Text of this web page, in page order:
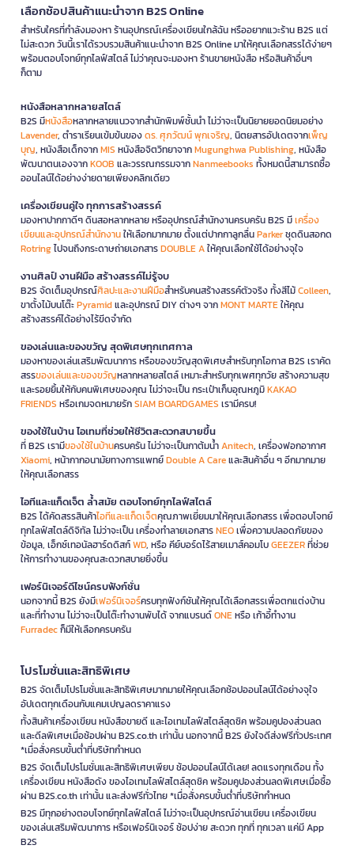
เลือกช้อปสินค้าแนะนำจาก B2S Online
สำหรับใครที่กำลังมองหา ร้านอุปกรณ์เครื่องเขียนใกล้ฉัน หรืออยากแวะร้าน B2S แต่
ไม่สะดวก วันนี้เราได้รวบรวมสินค้าแนะนำจาก B2S Online มาให้คุณเลือกสรรได้ง่ายๆ
พร้อมตอบโจทย์ทุกไลฟ์สไตล์ ไม่ว่าคุณจะมองหา ร้านขายหนังสือ หรือสินค้าอื่นๆ
ก็ตาม
หนังสือหลากหลายสไตล์
B2S มีหนังสือหลากหลายแนวจากสำนักพิมพ์ชั้นนำ ไม่ว่าจะเป็นนิยายยอดนิยมอย่าง
Lavender, ตำราเรียนเข้มข้นของดร. ศุภวัฒน์ พุกเจริญ, นิตยสารอัปเดตจากเพ็ญ
บุญ, หนังสือเด็กจากMIS หนังสือจิตวิทยาจากMugunghwa Publishing, หนังสือ
พัฒนาตนเองจากKOOB และวรรณกรรมจากNanmeebooks ทั้งหมดนี้สามารถซื้อ
ออนไลน์ได้อย่างง่ายดายเพียงคลิกเดียว
เครื่องเขียนคู่ใจ ทุกการสร้างสรรค์
มองหาปากกาดีๆ ดินสอหลากหลาย หรืออุปกรณ์สำนักงานครบครัน B2S มีเครื่อง
เขียนและอุปกรณ์สำนักงานให้เลือกมากมาย ตั้งแต่ปากกาลูกลื่นParkerชุดดินสอกด
Rotringไปจนถึงกระดาษถ่ายเอกสารDOUBLE Aให้คุณเลือกใช้ได้อย่างจุใจ
งานศิลป์ งานฝีมือ สร้างสรรค์ไม่รู้จบ
B2S จัดเต็มอุปกรณ์ศิลปะและงานฝีมือสำหรับคนสร้างสรรค์ตัวจริง ทั้งสีไม้Colleen,
ขาตั้งไม้บนโต๊ะPyramidและอุปกรณ์ DIY ต่างๆ จากMONT MARTEให้คุณ
สร้างสรรค์ได้อย่างไร้ขีดจำกัด
ของเล่นและของขวัญ สุดพิเศษทุกเทศกาล
มองหาของเล่นเสริมพัฒนาการ หรือของขวัญสุดพิเศษสำหรับทุกโอกาส B2S เราคัด
สรรของเล่นและของขวัญหลากหลายสไตล์ เหมาะสำหรับทุกเพศทุกวัย สร้างความสุข
และรอยยิ้มให้กับคนพิเศษของคุณ ไม่ว่าจะเป็น กระเป๋าเก็บอุณหภูมิKAKAO
FRIENDS หรือเกมจดหมายรักSIAM BOARDGAMES เรามีครบ!
ของใช้ในบ้าน ไอเทมที่ช่วยให้ชีวิตสะดวกสบายขึ้น
ที่ B2S เรามีของใช้ในบ้านครบครัน ไม่ว่าจะเป็นกาต้มน้ำAnitech, เครื่องฟอกอากาศ
Xiaomi, หน้ากากอนามัยทางการแพทย์Double A Careและสินค้าอื่น ๆ อีกมากมาย
ให้คุณเลือกสรร
ไอทีและแก็ดเจ็ต ล้ำสมัย ตอบโจทย์ทุกไลฟ์สไตล์
B2S ได้คัดสรรสินค้าไอทีและแก็ดเจ็ตคุณภาพเยี่ยมมาให้คุณเลือกสรร เพื่อตอบโจทย์
ทุกไลฟ์สไตล์ดิจิทัล ไม่ว่าจะเป็น เครื่องทำลายเอกสารNEOเพื่อความปลอดภัยของ
ข้อมูล, เอ็กซ์เทอนัลฮาร์ดดิสก์WD, หรือ คีย์บอร์ดไร้สายเมาส์คอมโบGEEZERที่ช่วย
ให้การทำงานของคุณสะดวกสบายยิ่งขึ้น
เฟอร์นิเจอร์ดีไซน์ครบฟังก์ชั่น
นอกจากนี้ B2S ยังมีเฟอร์นิเจอร์ครบทุกฟังก์ชันให้คุณได้เลือกสรรเพื่อตกแต่งบ้าน
และที่ทำงาน ไม่ว่าจะเป็นโต๊ะทำงานพับได้ จากแบรนด์ONEหรือ เก้าอี้ทำงาน
Furradecก็มีให้เลือกครบครัน
โปรโมชั่นและสิทธิพิเศษ
B2S จัดเต็มโปรโมชั่นและสิทธิพิเศษมากมายให้คุณเลือกช้อปออนไลน์ได้อย่างจุใจ
อัปเดตทุกเดือนกับแคมเปญลดราคาแรง
ทั้งสินค้าเครื่องเขียน หนังสือขายดี และไอเทมไลฟ์สไตล์สุดชิค พร้อมคูปองส่วนลด
และดีลพิเศษเมื่อช้อปผ่าน B2S.co.th เท่านั้น นอกจากนี้ B2S ยังใจดีส่งฟรีทั่วประเทศ
*เมื่อสั่งครบขั้นต่ำที่บริษัทกำหนด
B2S จัดเต็มโปรโมชั่นและสิทธิพิเศษเพียบ ช้อปออนไลน์ได้เลย! ลดแรงทุกเดือน ทั้ง
เครื่องเขียน หนังสือดัง ของไอเทมไลฟ์สไตล์สุดชิค พร้อมคูปองส่วนลดพิเศษเมื่อซื้อ
ผ่าน B2S.co.th เท่านั้น และส่งฟรีทั่วไทย *เมื่อสั่งครบขั้นต่ำที่บริษัทกำหนด
B2S มีทุกอย่างตอบโจทย์ทุกไลฟ์สไตล์ ไม่ว่าจะเป็นอุปกรณ์อ่านเขียน เครื่องเขียน
ของเล่นเสริมพัฒนาการ หรือเฟอร์นิเจอร์ ช้อปง่าย สะดวก ทุกที่ ทุกเวลา แค่มี App
B2S